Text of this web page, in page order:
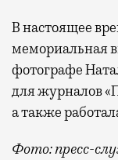
В настоящее
мемориальная
фотографе
для журналов
а также
Фото: пресс-